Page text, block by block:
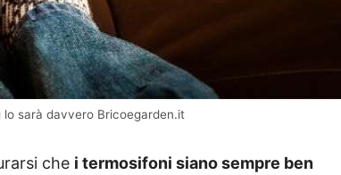
lo sarà davvero Bricoegarden.it
che i termosifoni siano sempre ben